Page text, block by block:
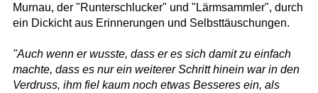
Murnau, der "Runterschlucker" und "Lärmsammler", durch
ein Dickicht aus Erinnerungen und Selbsttäuschungen.
"Auch wenn er wusste, dass er es sich damit zu einfach
machte, dass es nur ein weiterer Schritt hinein war in den
Verdruss, ihm fiel kaum noch etwas Besseres ein, als